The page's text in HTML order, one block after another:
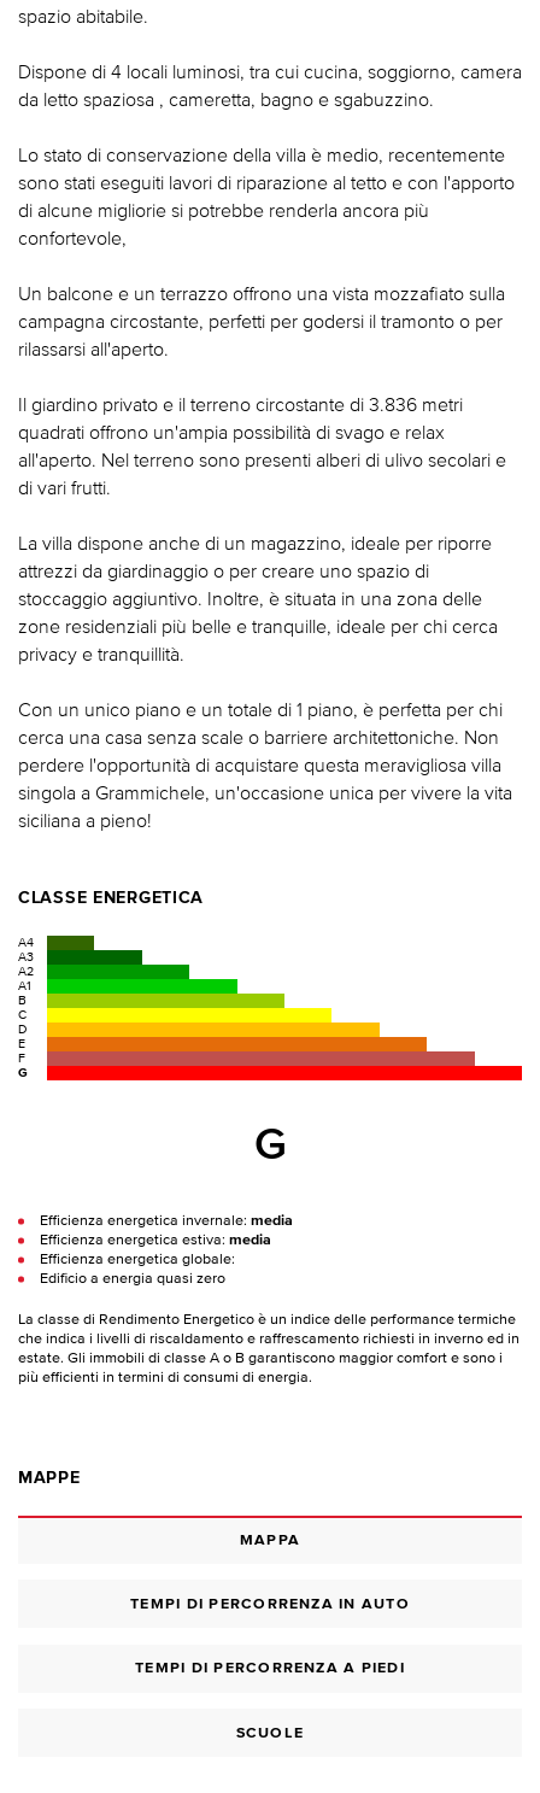
spazio abitabile.
Dispone di 4 locali luminosi, tra cui cucina, soggiorno, camera
da letto spaziosa , cameretta, bagno e sgabuzzino.
Lo stato di conservazione della villa è medio, recentemente
sono stati eseguiti lavori di riparazione al tetto e con l'apporto
di alcune migliorie si potrebbe renderla ancora più
confortevole,
Un balcone e un terrazzo offrono una vista mozzafiato sulla
campagna circostante, perfetti per godersi il tramonto o per
rilassarsi all'aperto.
Il giardino privato e il terreno circostante di 3.836 metri
quadrati offrono un'ampia possibilità di svago e relax
all'aperto. Nel terreno sono presenti alberi di ulivo secolari e
di vari frutti.
La villa dispone anche di un magazzino, ideale per riporre
attrezzi da giardinaggio o per creare uno spazio di
stoccaggio aggiuntivo. Inoltre, è situata in una zona delle
zone residenziali più belle e tranquille, ideale per chi cerca
privacy e tranquillità.
Con un unico piano e un totale di 1 piano, è perfetta per chi
cerca una casa senza scale o barriere architettoniche. Non
perdere l'opportunità di acquistare questa meravigliosa villa
singola a Grammichele, un'occasione unica per vivere la vita
siciliana a pieno!
CLASSE ENERGETICA
A4
A3
A2
A1
B
C
D
E
F
G
G
Efficienza energetica invernale: media
Efficienza energetica estiva: media
Efficienza energetica globale:
Edificio a energia quasi zero
La classe di Rendimento Energetico è un indice delle performance termiche
che indica i livelli di riscaldamento e raffrescamento richiesti in inverno ed in
estate. Gli immobili di classe A o B garantiscono maggior comfort e sono i
più efficienti in termini di consumi di energia.
MAPPE
MAPPA
TEMPI DI PERCORRENZA IN AUTO
TEMPI DI PERCORRENZA A PIEDI
SCUOLE